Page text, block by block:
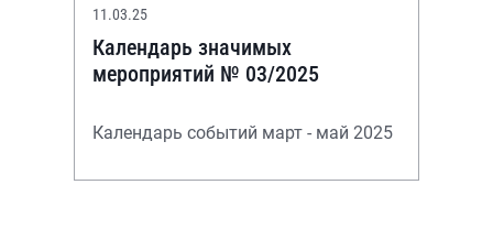
11.03.25
Календарь значимых
мероприятий № 03/2025
Календарь событий март - май 2025